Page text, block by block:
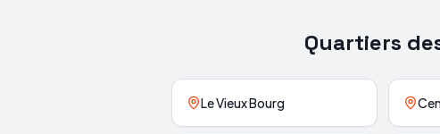
Quartiers
Le Vieux Bourg